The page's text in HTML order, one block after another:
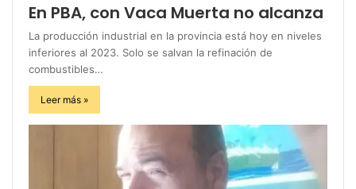
En PBA, con Vaca Muerta no alcanza
La producción industrial en la provincia está hoy en niveles
inferiores al 2023. Solo se salvan la refinación de
combustibles…
Leer más »